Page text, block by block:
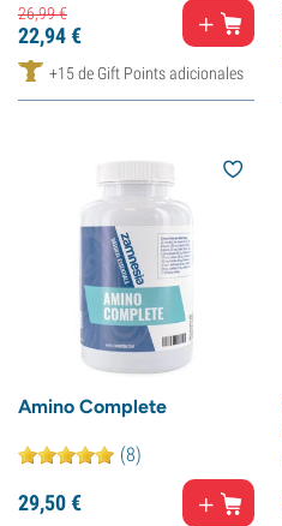
26,99€
22,94€
+15 de Gift Points adicionales
Amino Complete
(8)
29,50€